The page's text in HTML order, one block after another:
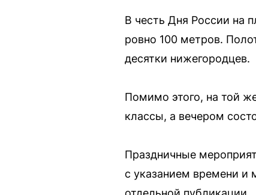
В честь Дня России на
ровно 100 метров.
десятки нижегородцев.
Помимо этого, на той
классы, а вечером
Праздничные
с указанием времени и